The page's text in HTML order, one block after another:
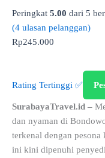
Peringkat 5.00 dari 5
(4 ulasan pelanggan)
Rp245.000
Rating Tertinggi ✅
SurabayaTravel.id –
dan nyaman di
terkenal dengan
ini kini dipenuhi